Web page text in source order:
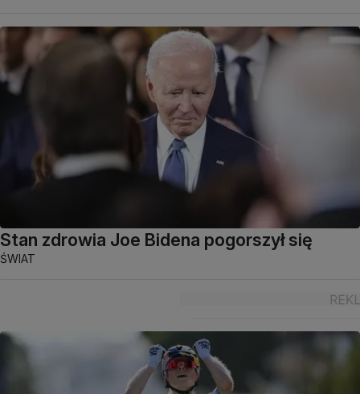
Stan zdrowia Joe Bidena pogorszył się
ŚWIAT